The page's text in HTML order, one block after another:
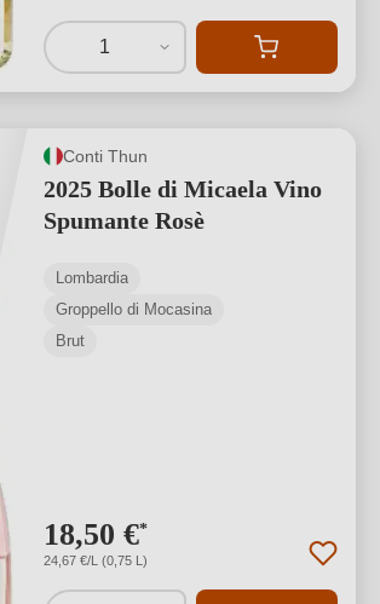
1
Conti Thun
2025 Bolle di Micaela Vino
Spumante Rosè
Lombardia
Groppello di Mocasina
Brut
18,50 €*
24,67 €/L (0,75 L)